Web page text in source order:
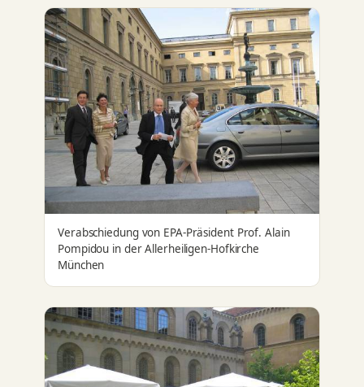
Verabschiedung von EPA-Präsident Prof. Alain
Pompidou in der Allerheiligen-Hofkirche
München